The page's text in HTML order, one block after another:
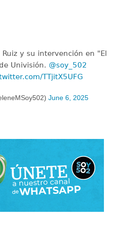
Ruiz y su intervención en "El
Univisión. @soy_502
TTjitX5UFG
June 6, 2025